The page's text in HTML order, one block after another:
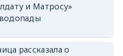
и Матросу»
рассказала о